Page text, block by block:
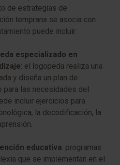
de estrategias de
temprana se asocia con
puede incluir:
especializado en
: el logopeda realiza una
y diseña un plan de
para las necesidades del
incluir ejercicios para
la decodificación, la
educativa: programas
que se implementan en el